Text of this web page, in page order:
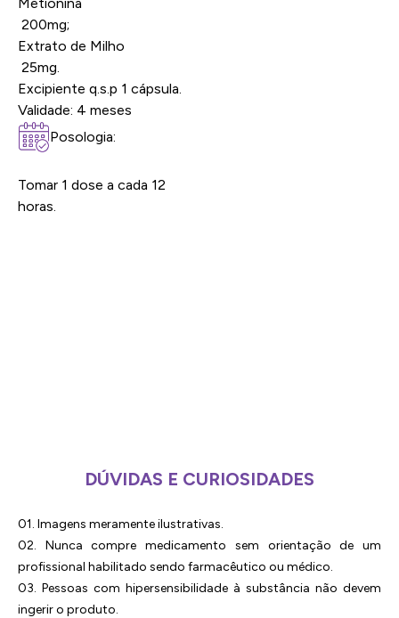
200mg;
Extrato de Milho
25mg.
Excipiente q.s.p 1 cápsula.
Validade: 4 meses
Posologia:
Tomar 1 dose a cada 12
horas.
DÚVIDAS E CURIOSIDADES
01. Imagens meramente ilustrativas.
02. Nunca compre medicamento sem orientação de um
profissional habilitado sendo farmacêutico ou médico.
03. Pessoas com hipersensibilidade à substância não devem
ingerir o produto.